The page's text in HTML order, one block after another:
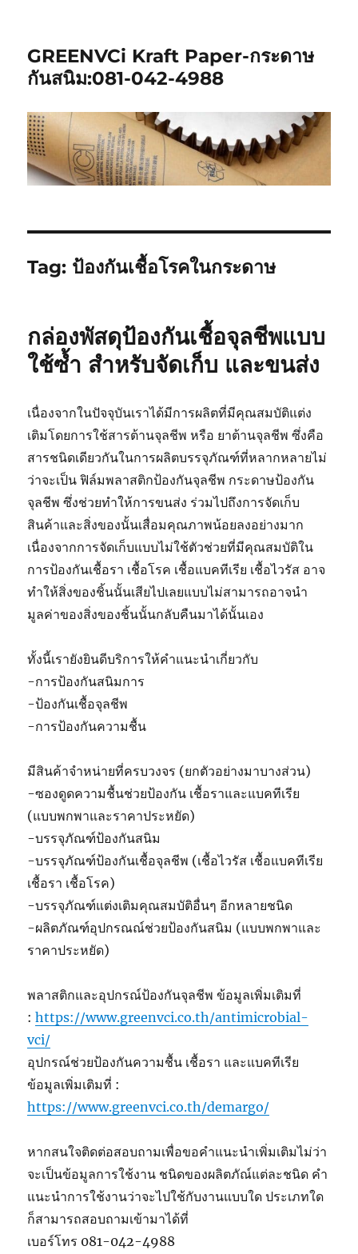
GREENVCi Kraft Paper-กระดาษ
กันสนิม:081-042-4988
Tag: ป้องกันเชื้อโรคในกระดาษ
กล่องพัสดุป้องกันเชื้อจุลชีพแบบ
ใช้ซ้ำ สำหรับจัดเก็บ และขนส่ง
เนื่องจากในปัจจุบันเราได้มีการผลิตที่มีคุณสมบัติแต่ง
เติมโดยการใช้สารต้านจุลชีพ หรือ ยาต้านจุลชีพ ซึ่งคือ
สารชนิดเดียวกันในการผลิตบรรจุภัณฑ์ที่หลากหลายไม่
ว่าจะเป็น ฟิล์มพลาสติกป้องกันจุลชีพ กระดาษป้องกัน
จุลชีพ ซึ่งช่วยทำให้การขนส่ง ร่วมไปถึงการจัดเก็บ
สินค้าและสิ่งของนั้นเสื่อมคุณภาพน้อยลงอย่างมาก
เนื่องจากการจัดเก็บแบบไม่ใช้ตัวช่วยที่มีคุณสมบัติใน
การป้องกันเชื้อรา เชื้อโรค เชื้อแบคทีเรีย เชื้อไวรัส อาจ
ทำให้สิ่งของชิ้นนั้นเสียไปเลยแบบไม่สามารถอาจนำ
มูลค่าของสิ่งของชิ้นนั้นกลับคืนมาได้นั้นเอง
ทั้งนี้เรายังยินดีบริการให้คำแนะนำเกี่ยวกับ
-การป้องกันสนิมการ
-ป้องกันเชื้อจุลชีพ
-การป้องกันความชื้น
มีสินค้าจำหน่ายที่ครบวงจร (ยกตัวอย่างมาบางส่วน)
-ซองดูดความชื้นช่วยป้องกัน เชื้อราและแบคทีเรีย
(แบบพกพาและราคาประหยัด)
-บรรจุภัณฑ์ป้องกันสนิม
-บรรจุภัณฑ์ป้องกันเชื้อจุลชีพ (เชื้อไวรัส เชื้อแบคทีเรีย
เชื้อรา เชื้อโรค)
-บรรจุภัณฑ์แต่งเติมคุณสมบัติอื่นๆ อีกหลายชนิด
-ผลิตภัณฑ์อุปกรณณ์ช่วยป้องกันสนิม (แบบพกพาและ
ราคาประหยัด)
พลาสติกและอุปกรณ์ป้องกันจุลชีพ ข้อมูลเพิ่มเติมที่
:https://www.greenvci.co.th/antimicrobial-
vci/
อุปกรณ์ช่วยป้องกันความชื้น เชื้อรา และแบคทีเรีย
ข้อมูลเพิ่มเติมที่ :
https://www.greenvci.co.th/demargo/
หากสนใจติดต่อสอบถามเพื่อขอคำแนะนำเพิ่มเติมไม่ว่า
จะเป็นข้อมูลการใช้งาน ชนิดของผลิตภัณ์แต่ละชนิด คำ
แนะนำการใช้งานว่าจะไปใช้กับงานแบบใด ประเภทใด
ก็สามารถสอบถามเข้ามาได้ที่
เบอร์โทร 081-042-4988